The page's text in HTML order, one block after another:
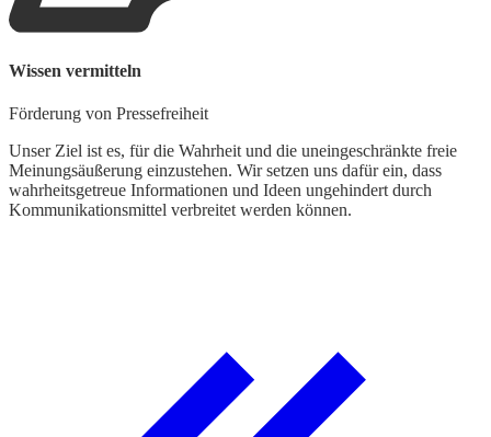
Wissen vermitteln
Förderung von Pressefreiheit
Unser Ziel ist es, für die Wahrheit und die uneingeschränkte freie
Meinungsäußerung einzustehen. Wir setzen uns dafür ein, dass
wahrheitsgetreue Informationen und Ideen ungehindert durch
Kommunikationsmittel verbreitet werden können.